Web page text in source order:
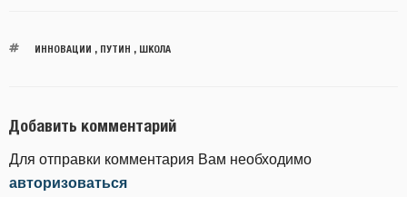
ИННОВАЦИИ , ПУТИН , ШКОЛА
Добавить комментарий
Для отправки комментария Вам необходимо
авторизоваться